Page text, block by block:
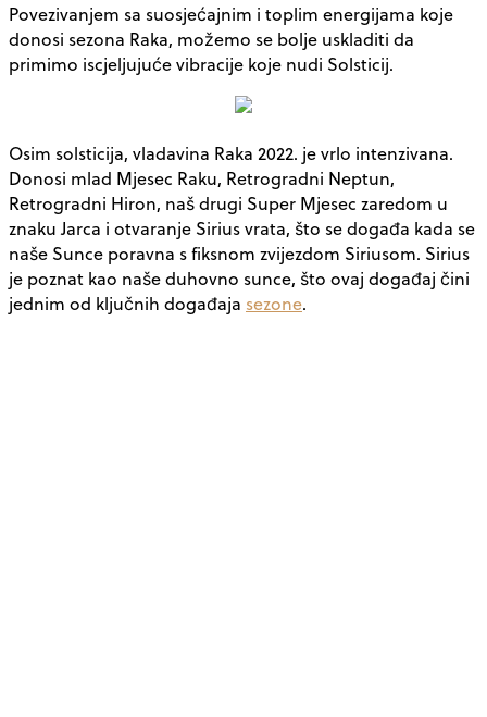
Povezivanjem sa suosjećajnim i toplim energijama koje
donosi sezona Raka, možemo se bolje uskladiti da
primimo iscjeljujuće vibracije koje nudi Solsticij.
Osim solsticija, vladavina Raka 2022. je vrlo intenzivana.
Donosi mlad Mjesec Raku, Retrogradni Neptun,
Retrogradni Hiron, naš drugi Super Mjesec zaredom u
znaku Jarca i otvaranje Sirius vrata, što se događa kada se
naše Sunce poravna s fiksnom zvijezdom Siriusom. Sirius
je poznat kao naše duhovno sunce, što ovaj događaj čini
jednim od ključnih događaja sezone.